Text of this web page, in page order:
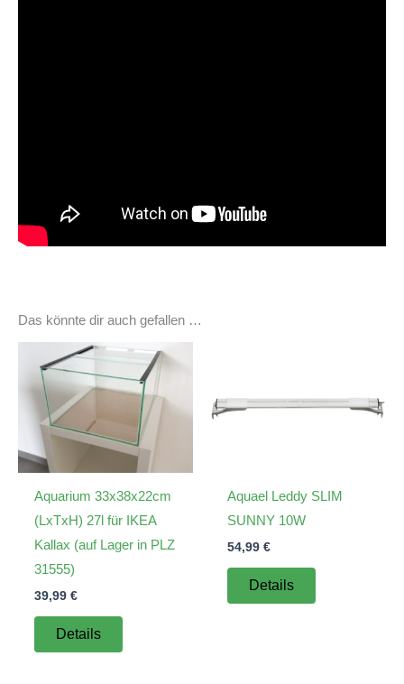
Das könnte dir auch gefallen …
Aquarium 33x38x22cm
(LxTxH) 27l für IKEA
Kallax (auf Lager in PLZ
31555)
39,99 €
Details
Aquael Leddy SLIM
SUNNY 10W
54,99 €
Details